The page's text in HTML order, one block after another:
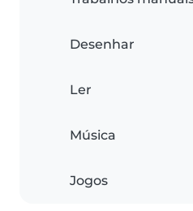
Desenhar
Ler
Música
Jogos